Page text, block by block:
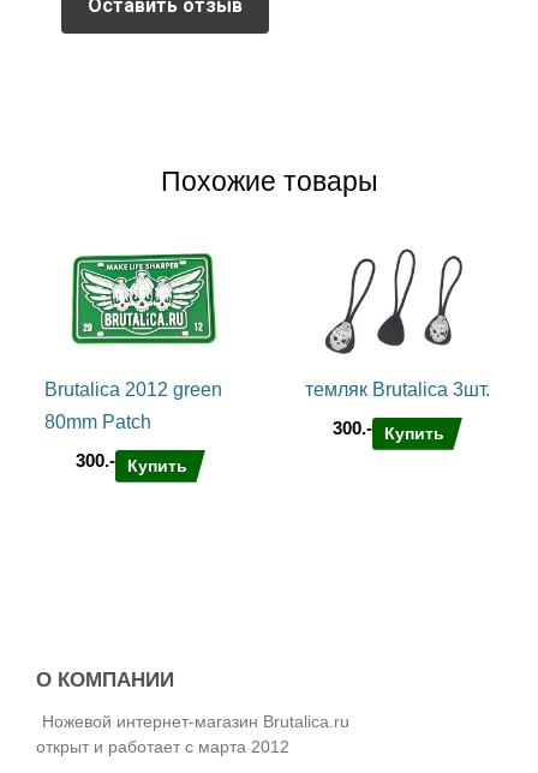
Оставить отзыв
Похожие товары
Brutalica 2012 green
80mm Patch
300.-
Купить
темляк Brutalica 3шт.
300.-
Купить
О КОМПАНИИ
Ножевой интернет-магазин Brutalica.ru
открыт и работает с марта 2012